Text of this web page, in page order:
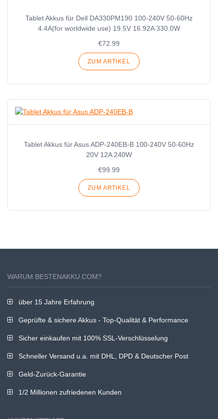
Tablet Akkus für Dell DA330PM190 100-240V 50-60Hz
4.4A(for worldwide use) 19.5V 16.92A 330.0W
€72.99
ZUM ARTIKEL
Tablet Akkus für Asus ADP-240EB-B 100-240V 50-60Hz
20V 12A 240W
€99.99
ZUM ARTIKEL
WARUM BESTENAKKU.COM?
über 15 Jahre Erfahrung
Geprüfte & sichere Akkus - Top-Qualität & Performance
Sicher einkaufen mit 100% SSL-Verschlüsselung
Schneller Versand u.a. mit DHL, DPD & Deutscher Post
Geld-Zurück-Garantie
1/2 Millionen zufriedenen Kunden